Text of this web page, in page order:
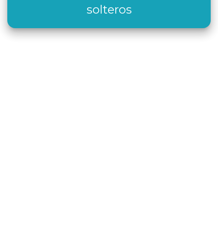
solteros